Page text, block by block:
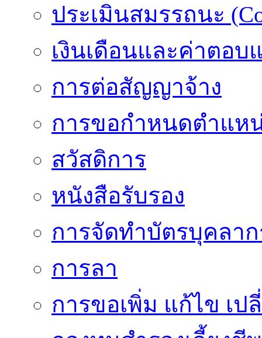
ประเมินสมรรถนะ
เงินเดือนและค่าตอบ
การต่อสัญญาจ้าง
การขอกำหนดตำแห
สวัสดิการ
หนังสือรับรอง
การจัดทำบัตรบุคลา
การลา
การขอเพิ่ม แก้ไข เ